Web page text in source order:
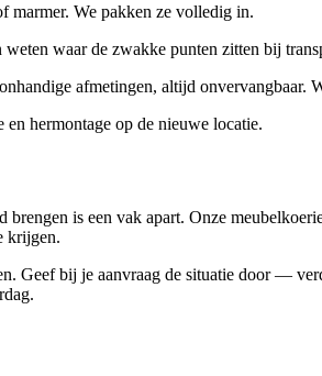
marmer. We pakken ze volledig in.
waar de zwakke punten zitten bij
afmetingen, altijd onvervangbaar.
hermontage op de nieuwe locatie.
is een vak apart. Onze
krijgen.
Geef bij je aanvraag de situatie door —